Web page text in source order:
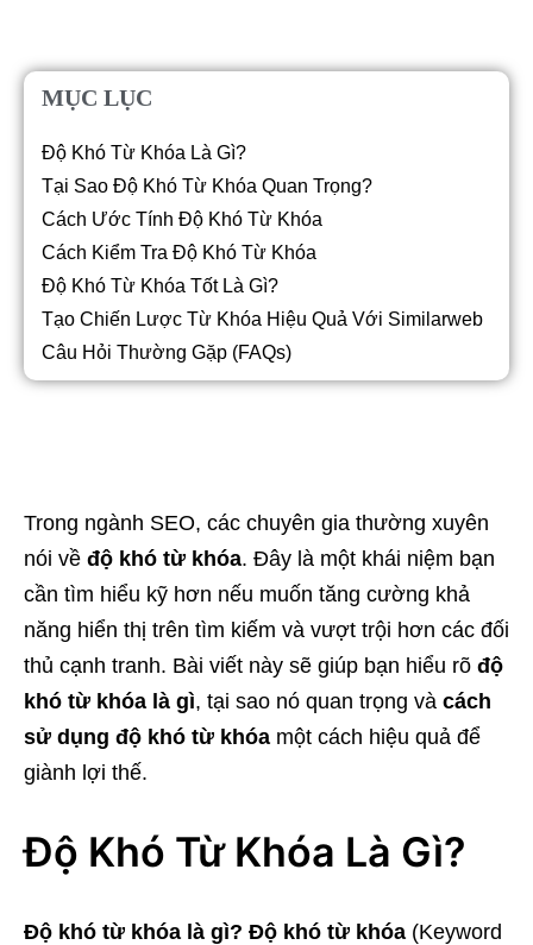
MỤC LỤC
Độ Khó Từ Khóa Là Gì?
Tại Sao Độ Khó Từ Khóa Quan Trọng?
Cách Ước Tính Độ Khó Từ Khóa
Cách Kiểm Tra Độ Khó Từ Khóa
Độ Khó Từ Khóa Tốt Là Gì?
Tạo Chiến Lược Từ Khóa Hiệu Quả Với Similarweb
Câu Hỏi Thường Gặp (FAQs)
Trong ngành SEO, các chuyên gia thường xuyên
nói về độ khó từ khóa. Đây là một khái niệm bạn
cần tìm hiểu kỹ hơn nếu muốn tăng cường khả
năng hiển thị trên tìm kiếm và vượt trội hơn các đối
thủ cạnh tranh. Bài viết này sẽ giúp bạn hiểu rõ độ
khó từ khóa là gì, tại sao nó quan trọng và cách
sử dụng độ khó từ khóa một cách hiệu quả để
giành lợi thế.
Độ Khó Từ Khóa Là Gì?
Độ khó từ khóa là gì? Độ khó từ khóa (Keyword